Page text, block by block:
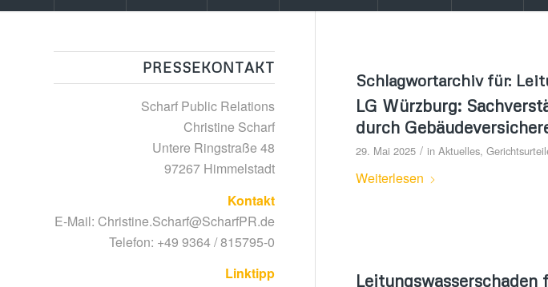
Schlagwortarchiv für:
LG Würzburg:
durch
29. Mai 2025 / in Aktuelles,
Weiterlesen
Leitungswasserschaden
PRESSEKONTAKT
Scharf Public Relations
Christine Scharf
Untere Ringstraße 48
97267 Himmelstadt
Kontakt
E-Mail: Christine.Scharf@ScharfPR.de
Telefon: +49 9364 / 815795-0
Linktipp